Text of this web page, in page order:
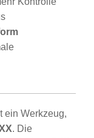
ein Werkzeug,
. Die